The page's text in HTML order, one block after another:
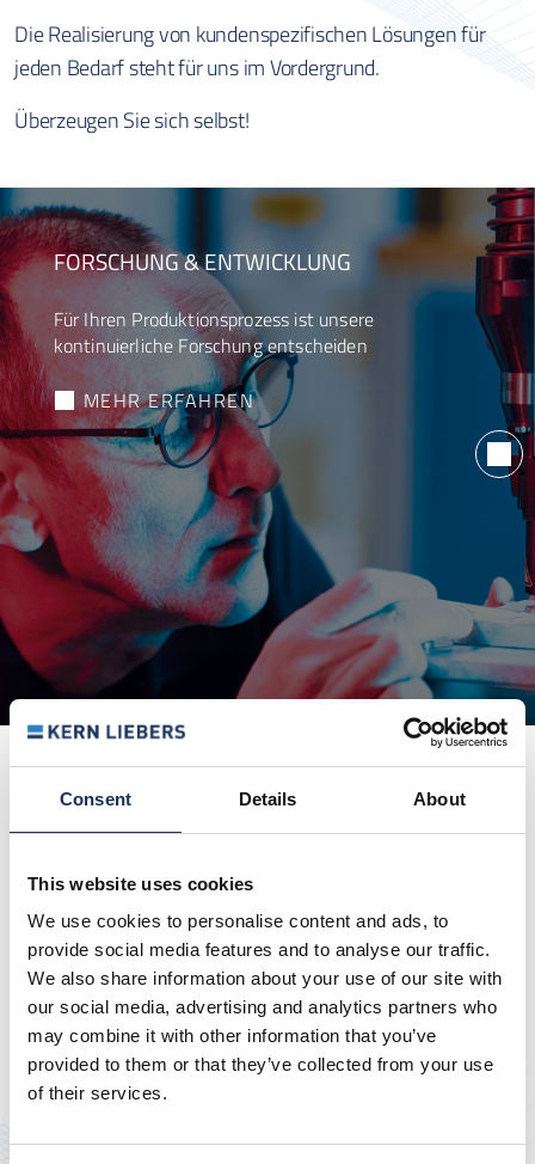
Consent Details About
This website uses cookies
We use cookies to personalise content and ads, to
provide social media features and to analyse our traffic.
We also share information about your use of our site with
our social media, advertising and analytics partners who
may combine it with other information that you’ve
provided to them or that they’ve collected from your use
of their services.
Die Realisierung von kundenspezifischen Lösungen für
jeden Bedarf steht für uns im Vordergrund.
Überzeugen Sie sich selbst!
FORSCHUNG & ENTWICKLUNG
Für Ihren Produktionsprozess ist unsere
kontinuierliche Forschung entscheiden
MEHR ERFAHREN
BENEFITS
SO PROFITIEREN SIE
VON KERN LIEBERS
Vielfältige Verfahren